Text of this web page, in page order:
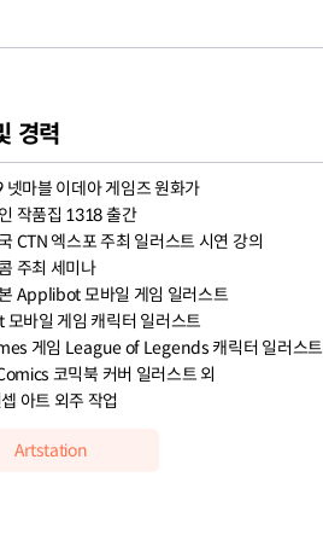
경력
넷마블 이데아 게임즈 원화가
작품집 1318 출간
CTN 엑스포 주최 일러스트 시연 강의
주최 세미나
Applibot 모바일 게임 일러스트
바일 게임 캐릭터 일러스트
게임 League of Legends 캐릭터 일러스트
코믹북 커버 일러스트 외
아트 외주 작업
Artstation